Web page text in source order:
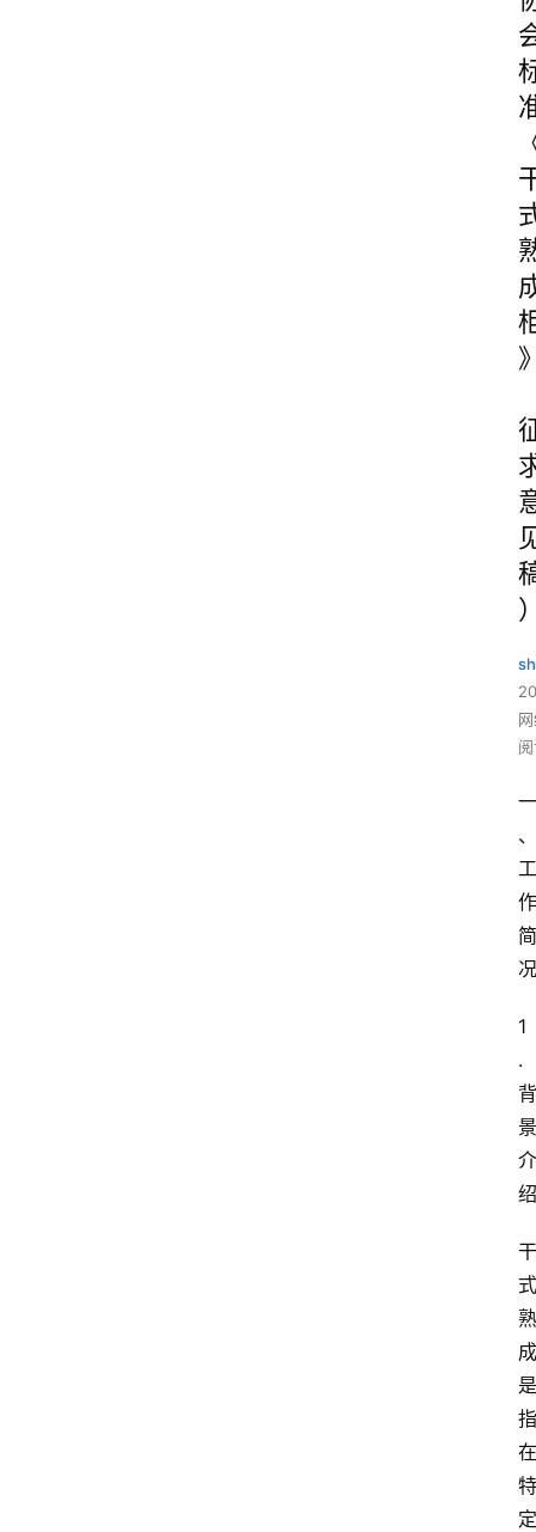
一
、
工
作
简
况
1
.
背
景
介
绍
干
式
熟
成
是
指
在
特
定